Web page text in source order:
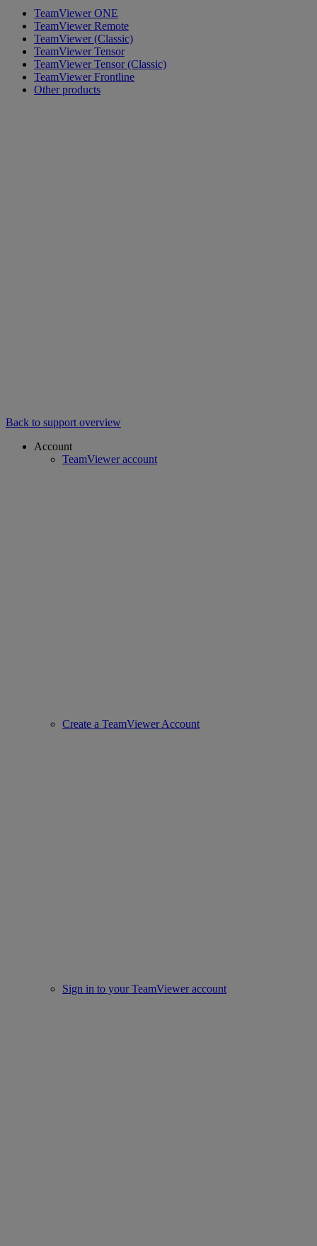
TeamViewer ONE
TeamViewer Remote
TeamViewer (Classic)
TeamViewer Tensor
TeamViewer Tensor (Classic)
TeamViewer Frontline
Other products
Back to support overview
Account
TeamViewer account
Create a TeamViewer Account
Sign in to your TeamViewer account